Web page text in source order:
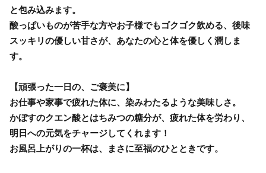
と包み込みます。
酸っぱいものが苦手な方やお子様でもゴクゴク飲める、後味
スッキリの優しい甘さが、あなたの心と体を優しく潤しま
す。
【頑張った一日の、ご褒美に】
お仕事や家事で疲れた体に、染みわたるような美味しさ。
かぼすのクエン酸とはちみつの糖分が、疲れた体を労わり、
明日への元気をチャージしてくれます！
お風呂上がりの一杯は、まさに至福のひとときです。